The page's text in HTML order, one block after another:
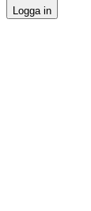
Logga in